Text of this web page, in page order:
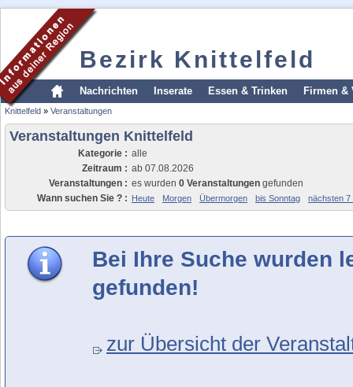
Bezirk Knittelfeld
Nachrichten Inserate Essen & Trinken Firmen &
Knittelfeld » Veranstaltungen
Veranstaltungen Knittelfeld
Kategorie : alle
Zeitraum : ab 07.08.2026
Veranstaltungen : es wurden 0 Veranstaltungen gefunden
Wann suchen Sie ? : Heute Morgen Übermorgen bis Sonntag nächsten 7
Bei Ihre Suche wurden
gefunden!
zur Übersicht der